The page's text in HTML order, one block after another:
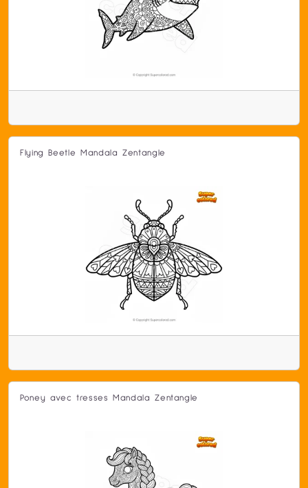
Flying Beetle Mandala Zentangle
Poney avec tresses Mandala Zentangle